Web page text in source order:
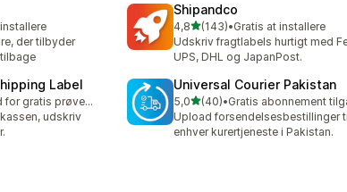
der tilbyder
Shipandco
4,8ud af 5 stjerner
(143)
143 anmeldelser i alt
•Gratis at installere
Udskriv fragtlabels hurtigt med
UPS, DHL og JapanPost.
Label
Mulighed for gratis prøveperiode
udskriv
Universal Courier Pakistan
5,0ud af 5 stjerner
(40)
40 anmeldelser i alt
•
Upload forsendelsesbestillinger
enhver kurertjeneste i Pakistan.